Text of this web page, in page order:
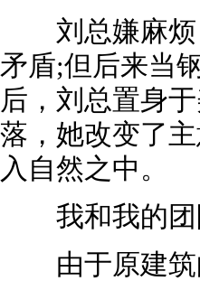
刘总嫌麻烦
矛盾;但后来当
后，刘总置身
落，她改变了
入自然之中。
我和我的团
由于原建筑